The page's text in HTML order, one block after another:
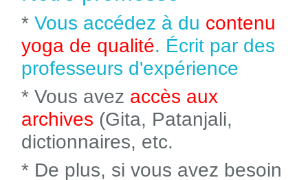
* Vous accédez à du contenu
yoga de qualité. Écrit par des
professeurs d'expérience
* Vous avez accès aux
archives (Gita, Patanjali,
dictionnaires, etc.
* De plus, si vous avez besoin